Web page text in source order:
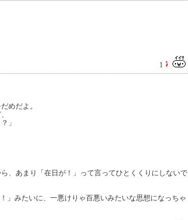
1
めだよ。
」
、あまり「在日が！」って言ってひとくくりにしないで
」みたいに、一悪けりゃ百悪いみたいな思想になっちゃ